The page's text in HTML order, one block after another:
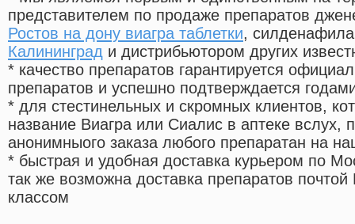
представителем по продаже препаратов
Ростов на дону виагра таблетки, силденафила
Калининград и дистрибьютором других
* качество препаратов гарантируется
препаратов и успешно подтверждается
* для стестинельных и скромных клиентов,
название Виагра или Сиалис в аптеке вслух,
анонимныого заказа любого препаратан на
* быстрая и удобная доставка курьером по
так же возможна доставка препаратов
классом